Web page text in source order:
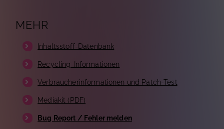
MEHR
Inhaltsstoff-Datenbank
Recycling-Informationen
Verbraucherinformationen und Patch-Test
Mediakit (PDF)
Bug Report / Fehler melden